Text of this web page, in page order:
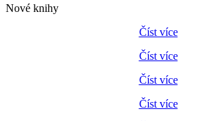
Nové knihy
Číst více
Číst více
Číst více
Číst více